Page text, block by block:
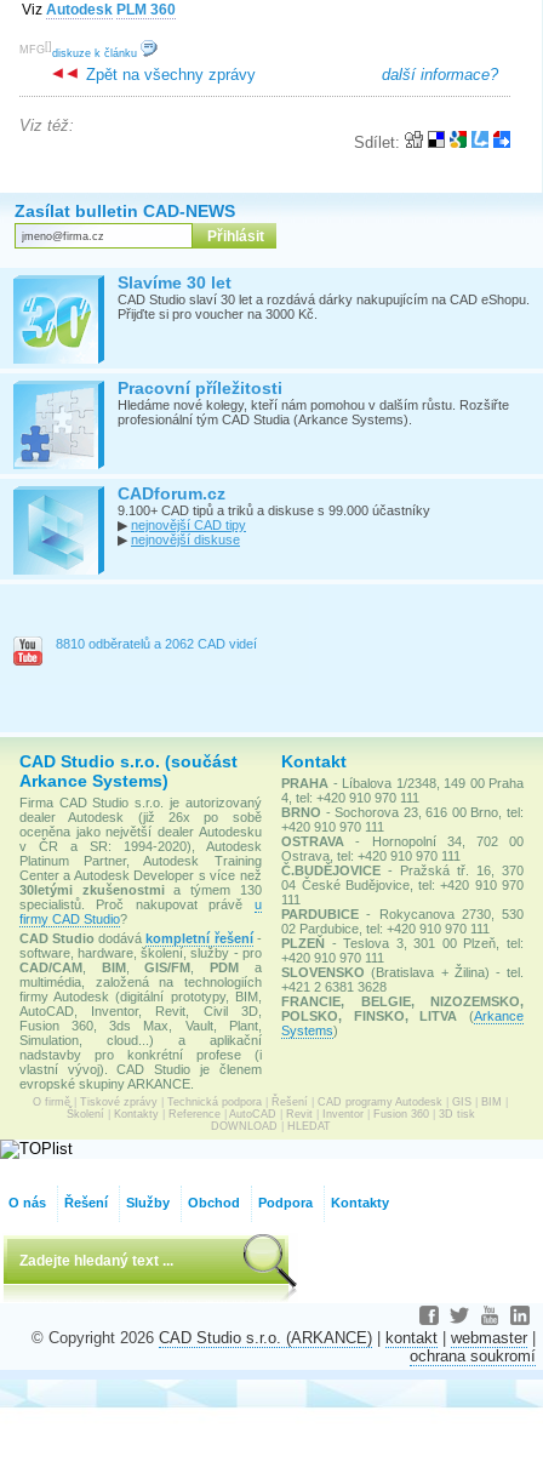
Viz Autodesk PLM 360
[
MFG ]
diskuze k článku
další informace?
Zpět na všechny zprávy
Sdílet:
Viz též:
Zasílat bulletin CAD-NEWS
Slavíme 30 let
CAD Studio slaví 30 let a rozdává dárky nakupujícím na CAD eShopu.
Přijďte si pro voucher na 3000 Kč.
Pracovní příležitosti
Hledáme nové kolegy, kteří nám pomohou v dalším růstu. Rozšiřte
profesionální tým CAD Studia (Arkance Systems).
CADforum.cz
9.100+ CAD tipů a triků a diskuse s 99.000 účastníky
▶ nejnovější CAD tipy
▶ nejnovější diskuse
8810 odběratelů a 2062 CAD videí
CAD Studio s.r.o. (součást
Arkance Systems)
Firma CAD Studio s.r.o. je autorizovaný
dealer Autodesk (již 26x po sobě
oceněna jako největší dealer Autodesku
v ČR a SR: 1994-2020), Autodesk
Platinum Partner, Autodesk Training
Center a Autodesk Developer s více než
30letými zkušenostmia týmem 130
specialistů. Proč nakupovat právě u
firmy CAD Studio?
CAD Studio dodává kompletní řešení-
software, hardware, školení, služby - pro
CAD/CAM
BIM ,GIS/FM PDM
a
multimédia, založená na technologiích
firmy Autodesk (digitální prototypy, BIM,
AutoCAD, Inventor, Revit, Civil 3D,
Fusion 360, 3ds Max, Vault, Plant,
Simulation, cloud...) a aplikační
nadstavby pro konkrétní profese (i
vlastní vývoj). CAD Studio je členem
evropské skupiny ARKANCE.
Kontakt
PRAHA - Líbalova 1/2348, 149 00 Praha
4, tel: +420 910 970 111
BRNO - Sochorova 23, 616 00 Brno, tel:
+420 910 970 111
OSTRAVA
- Hornopolní 34, 702 00
Ostrava, tel: +420 910 970 111
Č.BUDĚJOVICE - Pražská tř. 16, 370
04 České Budějovice, tel: +420 910 970
111
PARDUBICE - Rokycanova 2730, 530
02 Pardubice, tel: +420 910 970 111
PLZEŇ
- Teslova 3, 301 00 Plzeň, tel:
+420 910 970 111
SLOVENSKO (Bratislava + Žilina) - tel.
+421 2 6381 3628
FRANCIE, BELGIE, NIZOZEMSKO,
POLSKO, FINSKO, LITVA
(Arkance
Systems)
O firmě Tiskové zprávy Technická podpora Řešení CAD programy Autodesk GIS BIM
Školení
Kontakty Reference| AutoCAD Revit Inventor| Fusion 360| 3D tisk
DOWNLOAD
HLEDAT
O nás Řešení Služby Obchod Podpora Kontakty
© Copyright 2026 CAD Studio s.r.o. (ARKANCE) kontakt webmaster
ochrana soukromí